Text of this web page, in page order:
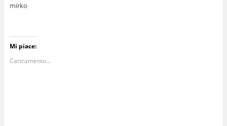
mirko
Mi piace:
Caricamento...